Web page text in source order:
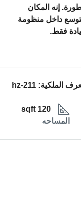
إنه المكان
داخل منظومة
فقط.
الملكية:hz-211
120 sqft
المساحه